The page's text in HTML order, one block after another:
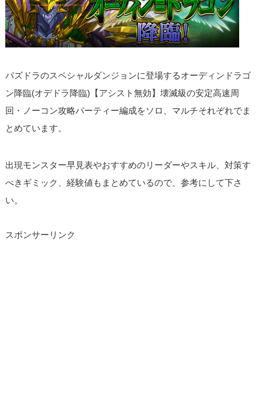
パズドラのスペシャルダンジョンに登場するオーディンドラゴ
ン降臨(オデドラ降臨)【アシスト無効】壊滅級の安定高速周
回・ノーコン攻略パーティー編成をソロ、マルチそれぞれでま
とめています。
出現モンスター早見表やおすすめのリーダーやスキル、対策す
べきギミック、経験値もまとめているので、参考にして下さ
い。
スポンサーリンク